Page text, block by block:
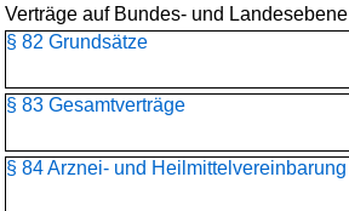
Verträge auf Bundes- und Landesebene
§ 82 Grundsätze
§ 83 Gesamtverträge
§ 84 Arznei- und Heilmittelvereinbarung